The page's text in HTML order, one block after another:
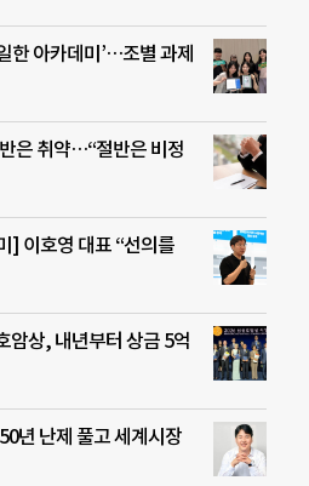
한 아카데미’…조별 과제
은 취약…“절반은 비정
] 이호영 대표 “선의를
암상, 내년부터 상금 5억
년 난제 풀고 세계시장